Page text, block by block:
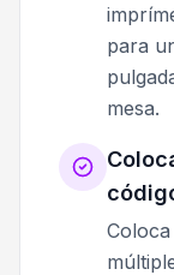
para
mesa.